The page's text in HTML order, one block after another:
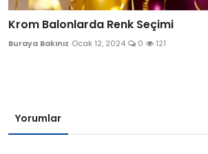
Krom Balonlarda Renk Seçimi
Buraya Bakınız Ocak 12, 2024 0 121
Yorumlar